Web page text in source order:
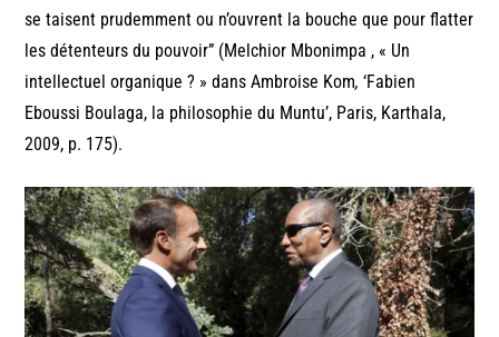
se taisent prudemment ou n’ouvrent la bouche que pour flatter
les détenteurs du pouvoir” (Melchior Mbonimpa , « Un
intellectuel organique ? » dans Ambroise Kom,‘Fabien
Eboussi Boulaga, la philosophie du Muntu’, Paris, Karthala,
2009, p. 175).